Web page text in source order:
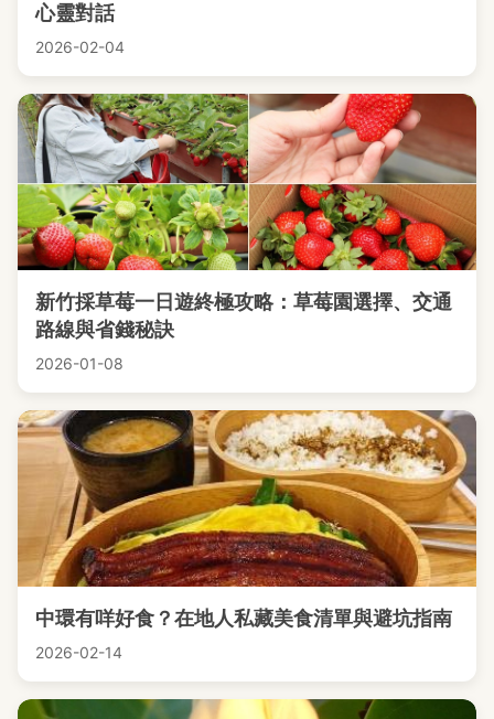
心靈對話
2026-02-04
新竹採草莓一日遊終極攻略：草莓園選擇、交通
路線與省錢秘訣
2026-01-08
中環有咩好食？在地人私藏美食清單與避坑指南
2026-02-14